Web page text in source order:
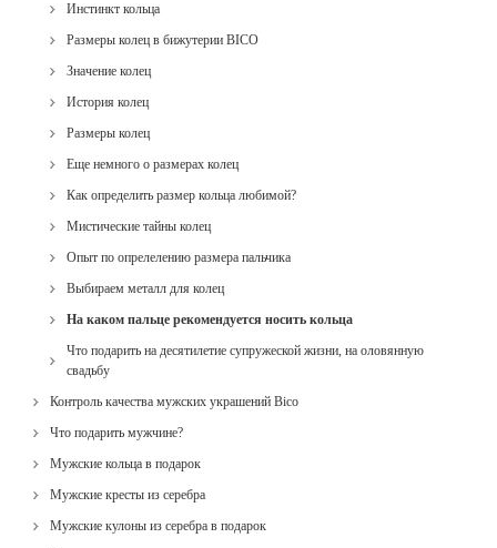
Инстинкт кольца
Размеры колец в бижутерии BICO
Значение колец
История колец
Размеры колец
Еще немного о размерах колец
Как определить размер кольца любимой?
Мистические тайны колец
Опыт по опрелелению размера пальчика
Выбираем металл для колец
На каком пальце рекомендуется носить кольца
Что подарить на десятилетие супружеской жизни, на оловянную
свадьбу
Контроль качества мужских украшений Bico
Что подарить мужчине?
Мужские кольца в подарок
Мужские кресты из серебра
Мужские кулоны из серебра в подарок